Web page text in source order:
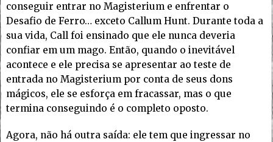
conseguir entrar no Magisterium e enfrentar o
Desafio de Ferro… exceto Callum Hunt. Durante toda a
sua vida, Call foi ensinado que ele nunca deveria
confiar em um mago. Então, quando o inevitável
acontece e ele precisa se apresentar ao teste de
entrada no Magisterium por conta de seus dons
mágicos, ele se esforça em fracassar, mas o que
termina conseguindo é o completo oposto.
Agora, não há outra saída: ele tem que ingressar no